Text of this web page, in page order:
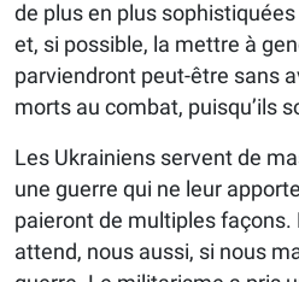
de plus en plus
et, si possible, la mettre à
parviendront peut-être sans
morts au combat, puisqu’ils
Les Ukrainiens servent de
une guerre qui ne leur
paieront de multiples façons.
attend, nous aussi, si nous